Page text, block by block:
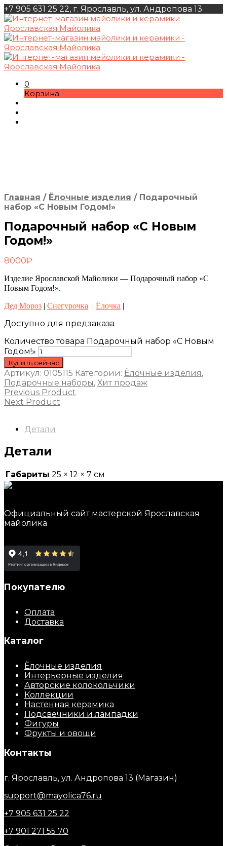
+7 905 631 25 22, г. Ярославль, ул. Андропова 13
0
Корзина
Главная / Ёлочные изделия /Подарочный
набор «С Новым Годом!»
Подарочный набор «С Новым
Годом!»
8000₽
Изделие Ярославской Майолики — Подарочный набор «С
Новым Годом!».
Дед Мороз Снегурочка Ёлочка
Доступно для предзаказа
Количество товара Подарочный набор «С Новым
Годом!»
Купить сейчас
Артикул: 0105115 Категории: Ёлочные изделия,
Подарочные наборы, Хит продаж
Previous Product
Next Product
Детали
Детали
Габариты 25 × 12 × 7 см
Официальный сайт мастерской Ярославская
майолика
Покупателю
Оплата
Доставка
Каталог
Ёлочные изделия
Интерьерные изделия
Авторские колокольчики
Коллекции
Настенная керамика
Подсвечники и лампадки
Фигуры
Фрукты и овощи
Контакты
г. Ярославль, ул. Андропова 13 (Магазин)
support@mayolica76.ru
+7 905 631 25 22
+7 901 271 55 70